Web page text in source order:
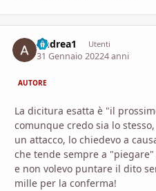
Andrea1 Utenti
31 Gennaio 20224 anni
AUTORE
La dicitura esatta è "il
comunque credo sia lo
un attacco, lo chiedevo a
che tende sempre a
e non volevo puntare il dito
mille per la conferma!